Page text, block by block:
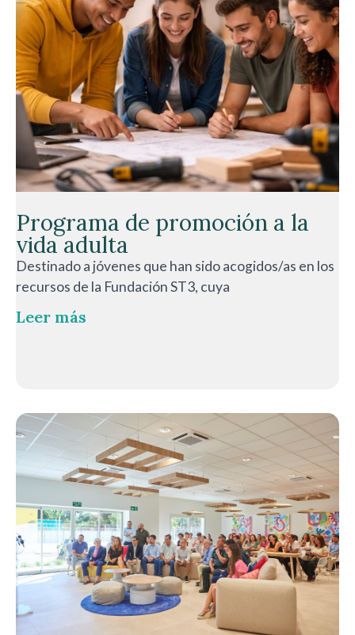
Programa de promoción a la
vida adulta
Destinado a jóvenes que han sido acogidos/as en los
recursos de la Fundación ST3, cuya
Leer más